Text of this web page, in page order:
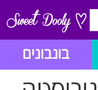
בונבונים